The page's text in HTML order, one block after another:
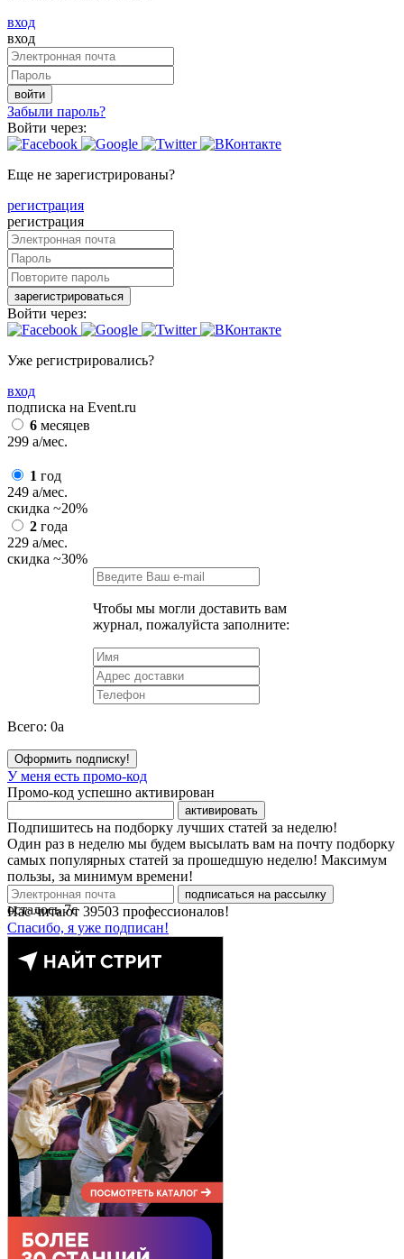
вход
вход
войти
Забыли пароль?
Войти через:
Еще не зарегистрированы?
регистрация
регистрация
зарегистрироваться
Войти через:
Уже регистрировались?
вход
подписка на Event.ru
6 месяцев
299 a/мес.
1 год
249 a/мес.
скидка ~20%
2 года
229 a/мес.
скидка ~30%
Чтобы мы могли доставить вам
журнал, пожалуйста заполните:
Всего: 0a
Оформить подписку!
У меня есть промо-код
Промо-код успешно активирован
активировать
Подпишитесь на подборку лучших статей за неделю!
Один раз в неделю мы будем высылать вам на почту подборку
самых популярных статей за прошедшую неделю! Максимум
пользы, за минимум времени!
подписаться на рассылку
Нас читают 39503 профессионалов!
Спасибо, я уже подписан!
осталось7с